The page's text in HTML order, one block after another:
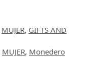
MUJER, GIFTS AND
MUJER, Monedero